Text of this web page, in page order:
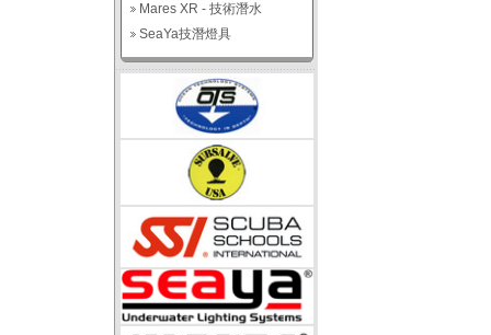
Mares XR - 技術潛水
SeaYa技潛燈具